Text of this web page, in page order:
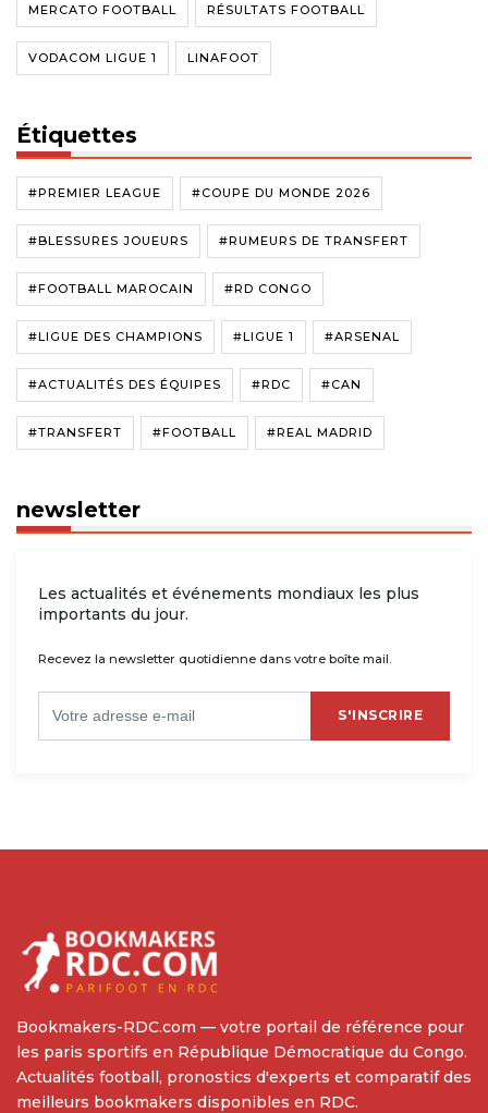
MERCATO FOOTBALL RÉSULTATS FOOTBALL
VODACOM LIGUE 1 LINAFOOT
Étiquettes
#PREMIER LEAGUE #COUPE DU MONDE 2026
#BLESSURES JOUEURS #RUMEURS DE TRANSFERT
#FOOTBALL MAROCAIN #RD CONGO
#LIGUE DES CHAMPIONS #LIGUE 1 #ARSENAL
#ACTUALITÉS DES ÉQUIPES #RDC #CAN
#TRANSFERT #FOOTBALL #REAL MADRID
newsletter
Les actualités et événements mondiaux les plus
importants du jour.
Recevez la newsletter quotidienne dans votre boîte mail.
S'INSCRIRE
Bookmakers-RDC.com — votre portail de référence pour
les paris sportifs en République Démocratique du Congo.
Actualités football, pronostics d'experts et comparatif des
meilleurs bookmakers disponibles en RDC.